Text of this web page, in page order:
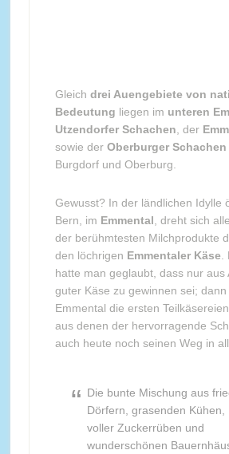
Gleich drei Auengebiete von
Bedeutung liegen im unteren
Utzendorfer Schachen , der
sowie der Oberburger Schachen
Burgdorf und Oberburg.
Gewusst? In der ländlichen Idylle
Bern, im Emmental , dreht sich
der berühmtesten Milchprodukte
den löchrigen Emmentaler Käse
hatte man geglaubt, dass nur aus
guter Käse zu gewinnen sei;
Emmental die ersten
aus denen der hervorragende
auch heute noch seinen Weg in
Die bunte Mischung aus
Dörfern, grasenden Kühen,
voller Zuckerrüben und
wunderschönen